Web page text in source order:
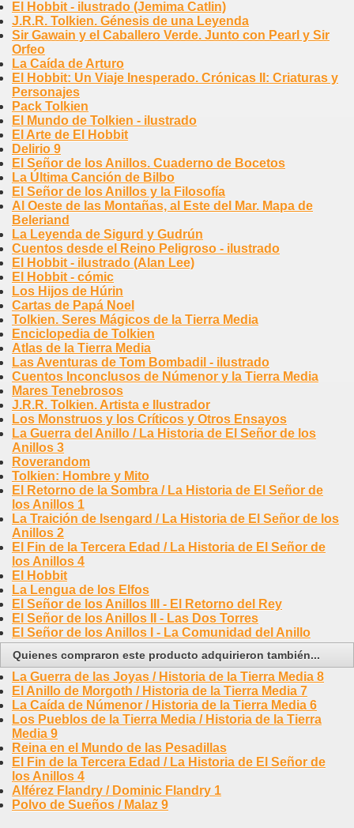
El Hobbit - ilustrado (Jemima Catlin)
J.R.R. Tolkien. Génesis de una Leyenda
Sir Gawain y el Caballero Verde. Junto con Pearl y Sir
Orfeo
La Caída de Arturo
El Hobbit: Un Viaje Inesperado. Crónicas II: Criaturas y
Personajes
Pack Tolkien
El Mundo de Tolkien - ilustrado
El Arte de El Hobbit
Delirio 9
El Señor de los Anillos. Cuaderno de Bocetos
La Última Canción de Bilbo
El Señor de los Anillos y la Filosofía
Al Oeste de las Montañas, al Este del Mar. Mapa de
Beleriand
La Leyenda de Sigurd y Gudrún
Cuentos desde el Reino Peligroso - ilustrado
El Hobbit - ilustrado (Alan Lee)
El Hobbit - cómic
Los Hijos de Húrin
Cartas de Papá Noel
Tolkien. Seres Mágicos de la Tierra Media
Enciclopedia de Tolkien
Atlas de la Tierra Media
Las Aventuras de Tom Bombadil - ilustrado
Cuentos Inconclusos de Númenor y la Tierra Media
Mares Tenebrosos
J.R.R. Tolkien. Artista e Ilustrador
Los Monstruos y los Críticos y Otros Ensayos
La Guerra del Anillo / La Historia de El Señor de los
Anillos 3
Roverandom
Tolkien: Hombre y Mito
El Retorno de la Sombra / La Historia de El Señor de
los Anillos 1
La Traición de Isengard / La Historia de El Señor de los
Anillos 2
El Fin de la Tercera Edad / La Historia de El Señor de
los Anillos 4
El Hobbit
La Lengua de los Elfos
El Señor de los Anillos III - El Retorno del Rey
El Señor de los Anillos II - Las Dos Torres
El Señor de los Anillos I - La Comunidad del Anillo
Quienes compraron este producto adquirieron también...
La Guerra de las Joyas / Historia de la Tierra Media 8
El Anillo de Morgoth / Historia de la Tierra Media 7
La Caída de Númenor / Historia de la Tierra Media 6
Los Pueblos de la Tierra Media / Historia de la Tierra
Media 9
Reina en el Mundo de las Pesadillas
El Fin de la Tercera Edad / La Historia de El Señor de
los Anillos 4
Alférez Flandry / Dominic Flandry 1
Polvo de Sueños / Malaz 9